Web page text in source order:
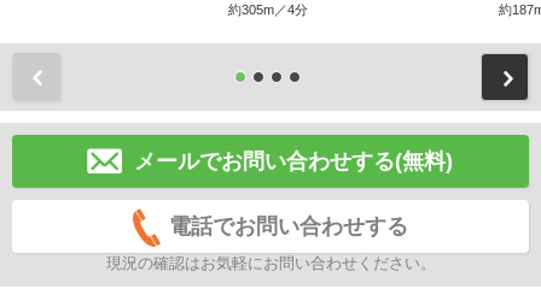
約305m／4分 約
メールでお問い合わせする(無料)
電話でお問い合わせする
現況の確認はお気軽にお問い合わせください。